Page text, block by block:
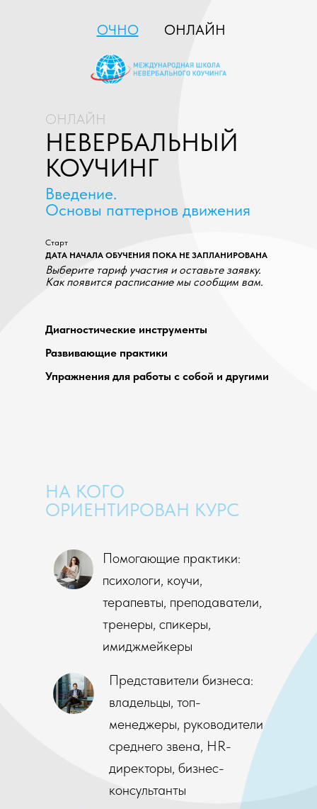
НЕВЕРБАЛЬНЫЙ
КОУЧИНГ
Диагностические инструменты
ОНЛАЙН
Введение.
Основы паттернов движения
Развивающие практики
Упражнения для работы с собой и другими
Старт
ДАТА НАЧАЛА ОБУЧЕНИЯ ПОКА НЕ ЗАПЛАНИРОВАНА
ОЧНО ОНЛАЙН
Выберите тариф участия и оставьте заявку.
Как появится расписание мы сообщим вам.
Представители бизнеса:
владельцы, топ-
менеджеры, руководители
среднего звена, HR-
директоры, бизнес-
консультанты
Помогающие практики:
психологи, коучи,
терапевты, преподаватели,
тренеры, спикеры,
имиджмейкеры
НА КОГО
ОРИЕНТИРОВАН КУРС